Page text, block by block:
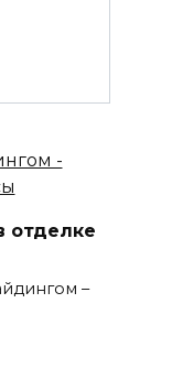
отделке
–